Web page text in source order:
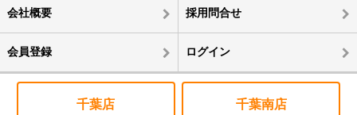
会社概要 採用問合せ
会員登録 ログイン
千葉店
千葉南店